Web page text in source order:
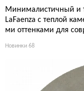
Минималистичный и
LaFaenza с теплой
ми оттенками для
Новинки 68